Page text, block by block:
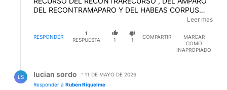
DEL RECONTRAMAPARO Y DEL HABEAS CORPUS
DEL RECONTRA HABEAS CORPUS . 5 LTS DE ACIDO
O KEROSENE , FOSFOROS Y UNO POR UNO LOS
RESPONSABLES ARDIENDO
Leer mas
RESPONDER
1
RESPUESTA
1 1
COMPARTIR
MARCAR
COMO
INAPROPIADO
LS lucian sordo
11 DE MAYO DE 2026
Responder a Ruben Riquelme